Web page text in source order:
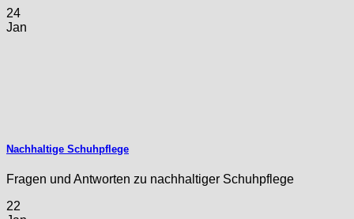
24
Jan
Nachhaltige Schuhpflege
Fragen und Antworten zu nachhaltiger Schuhpflege
22